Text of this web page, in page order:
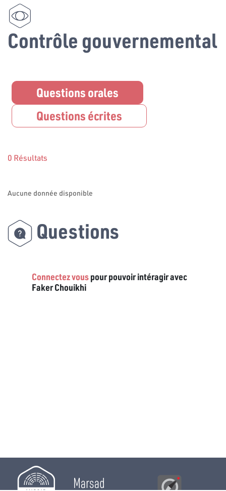
Contrôle gouvernemental
Questions orales
Questions écrites
0 Résultats
Aucune donnée disponible
Questions
Connectez vouspour pouvoir intéragir avec
Faker Chouikhi
Marsad